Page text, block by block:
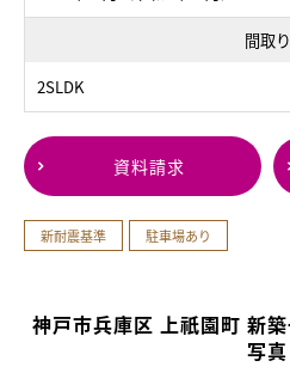
間取り
2SLDK
資料請求
新耐震基準 駐車場あり
神戸市兵庫区 上祇園町 新
写真